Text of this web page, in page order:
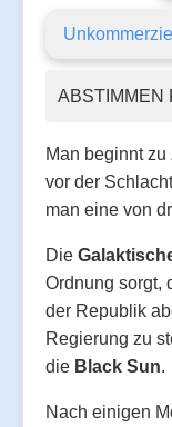
Unkommerziell
ABSTIMMEN
Man beginnt
vor der
man eine von
Die
Ordnung sorgt,
der Republik
Regierung zu
die Black Sun.
Nach einigen